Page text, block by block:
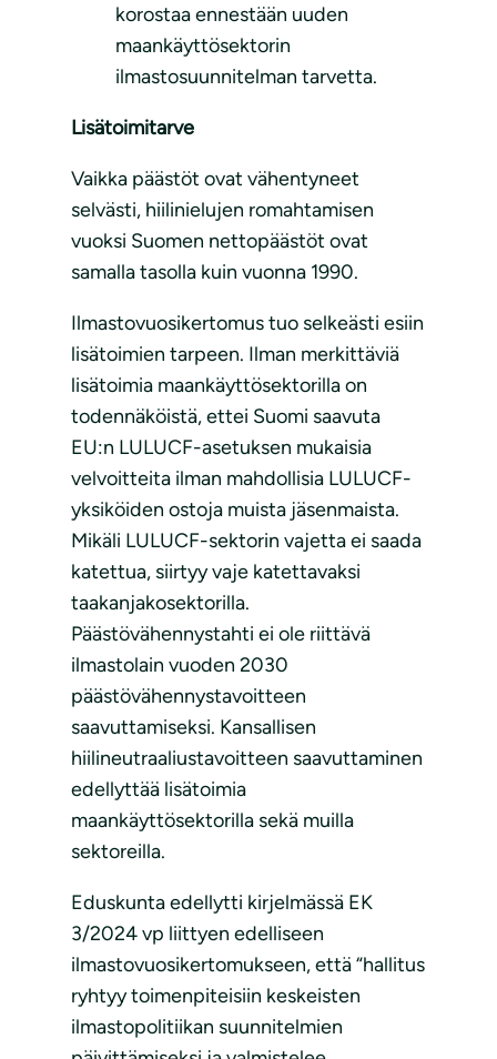
korostaa ennestään uuden
maankäyttösektorin
ilmastosuunnitelman tarvetta.
Lisätoimitarve
Vaikka päästöt ovat vähentyneet
selvästi, hiilinielujen romahtamisen
vuoksi Suomen nettopäästöt ovat
samalla tasolla kuin vuonna 1990.
Ilmastovuosikertomus tuo selkeästi esiin
lisätoimien tarpeen. Ilman merkittäviä
lisätoimia maankäyttösektorilla on
todennäköistä, ettei Suomi saavuta
EU:n LULUCF-asetuksen mukaisia
velvoitteita ilman mahdollisia LULUCF-
yksiköiden ostoja muista jäsenmaista.
Mikäli LULUCF-sektorin vajetta ei saada
katettua, siirtyy vaje katettavaksi
taakanjakosektorilla.
Päästövähennystahti ei ole riittävä
ilmastolain vuoden 2030
päästövähennystavoitteen
saavuttamiseksi. Kansallisen
hiilineutraaliustavoitteen saavuttaminen
edellyttää lisätoimia
maankäyttösektorilla sekä muilla
sektoreilla.
Eduskunta edellytti kirjelmässä EK
3/2024 vp liittyen edelliseen
ilmastovuosikertomukseen, että “hallitus
ryhtyy toimenpiteisiin keskeisten
ilmastopolitiikan suunnitelmien